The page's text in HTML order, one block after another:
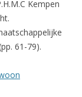
Kempen
61-79).